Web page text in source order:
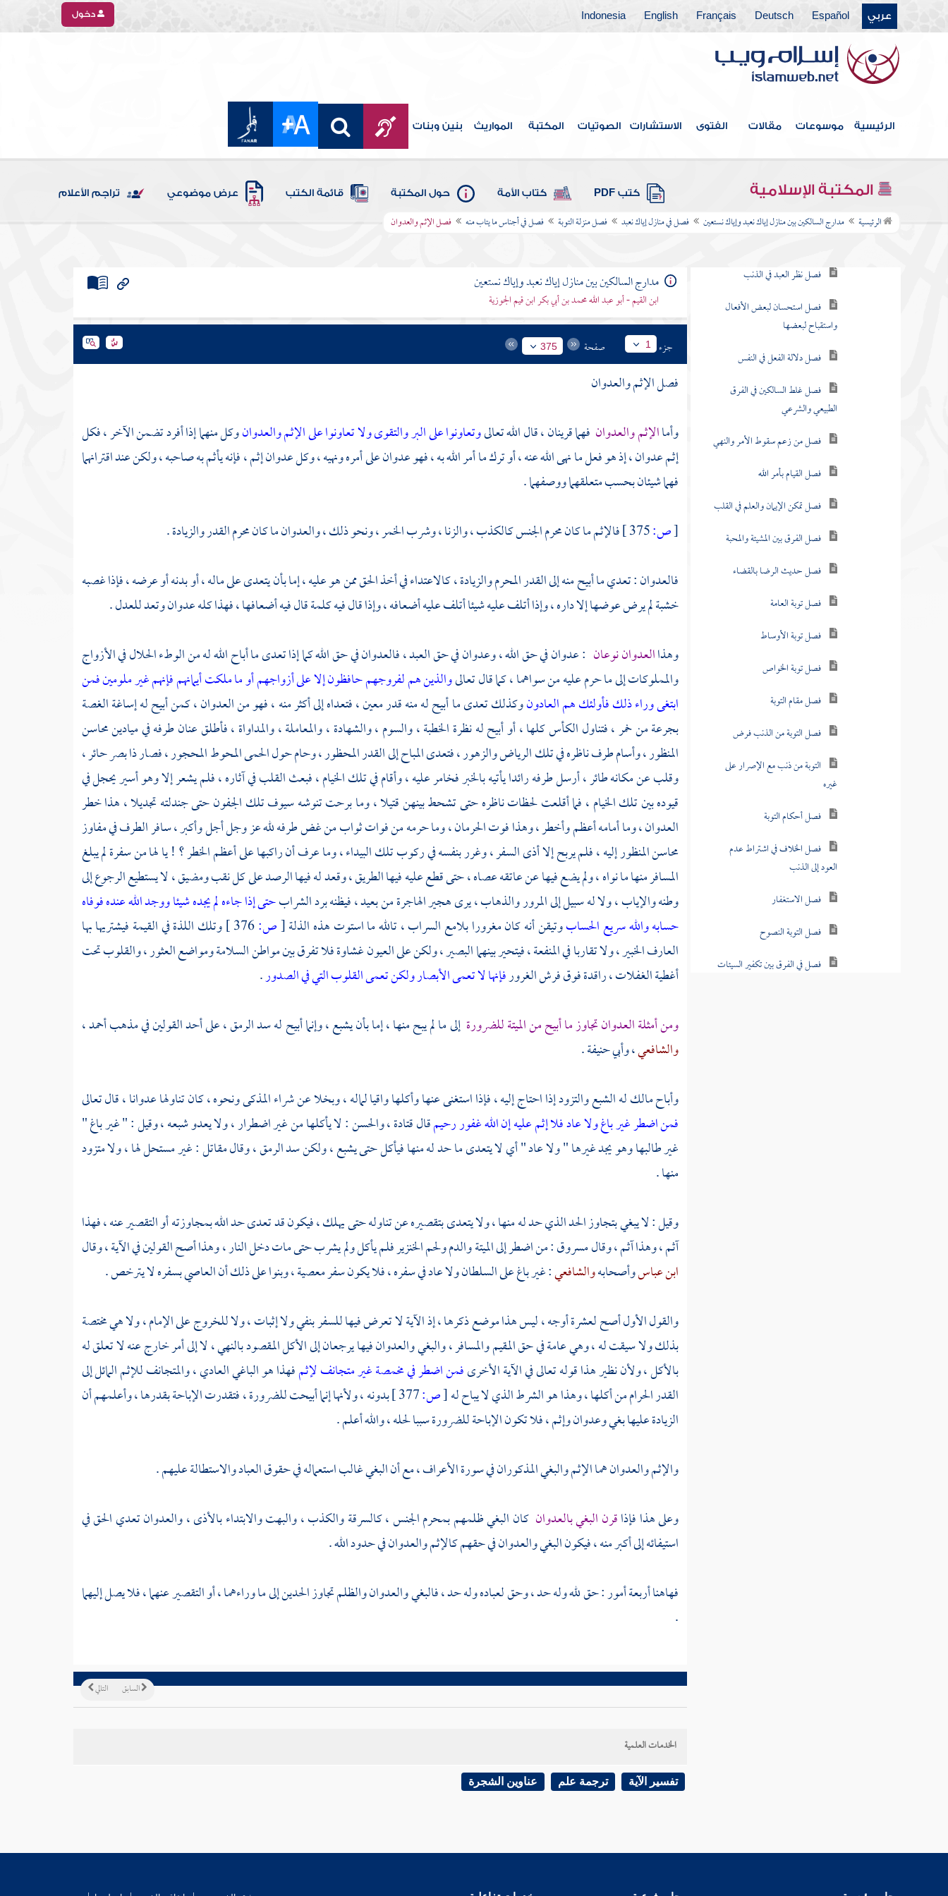
عربي Español
Deutsch
Français
English
Indonesia دخول
الرئيسية موسوعات مقالات الفتوى الاستشارات الصوتيات المكتبة المواريث بنين وبنات
المكتبة الإسلامية كتب PDF كتاب الأمة حول المكتبة قائمة الكتب عرض موضوعي تراجم الأعلام
الرئيسية مدارج السالكين بين منازل إياك نعبد وإياك نستعين فصل في منازل إياك نعبد فصل منزلة التوبة فصل في أجناس ما يتاب منه فصل الإثم والعدوان
فصل اللمم
فصل الكبائر
فصل الأحوال التي تكون معها
فصل قوة الإيمان والعلم التي
الكفر
فصل الجحود نوعان
مطلق ومقيد
فصل الشرك نوعان أكبر
وأصغر
فصل النفاق
فصل الفسوق
فصل هل يضمن السارق
فصل الإثم والعدوان
فصل الفحشاء والمنكر
فصل القول على الله بغير
علم
أم لا
فصل تاب القاتل وسلم نفسه فقتل
قصاصا هل يبقى عليه يوم القيامة
للمقتول حق
فصل في مشاهد الخلق في
المعصية
فصل منزلة الإنابة
فصل منزلة التذكر
فصل منزلة الاعتصام
فصل منزلة الفرار
فصل منزلة الرياضة
فصل منزلة الخلق
مدارج السالكين بين منازل إياك نعبد وإياك نستعين
ابن القيم - أبو عبد الله محمد بن أبي بكر ابن قيم الجوزية
جزء 1 صفحة 375
فصل الإثم والعدوان
وأماالإثم والعدوان فهما قرينان ، قال الله تعالىوتعاونوا على البر والتقوى ولا تعاونوا على الإثم والعدوانوكل منهما إذا أفرد تضمن الآخر ، فكل
إثم عدوان ، إذ هو فعل ما نهى الله عنه ، أو ترك ما أمر الله به ، فهو عدوان على أمره ونهيه ، وكل عدوان إثم ، فإنه يأثم به صاحبه ، ولكن عند اقترانهما
فهما شيئان بحسب متعلقهما ووصفهما .
[ص:
فالإثم ما كان محرم الجنس كالكذب ، والزنا ، وشرب الخمر ، ونحو ذلك ، والعدوان ما كان محرم القدر والزيادة .
فالعدوان : تعدي ما أبيح منه إلى القدر المحرم والزيادة ، كالاعتداء في أخذ الحق ممن هو عليه ، إما بأن يتعدى على ماله ، أو بدنه أو عرضه ، فإذا غصبه
خشبة لم يرض عوضها إلا داره ، وإذا أتلف عليه شيئا أتلف عليه أضعافه ، وإذا قال فيه كلمة قال فيه أضعافها ، فهذا كله عدوان وتعد للعدل .
وهذاالعدوان نوعان : عدوان في حق الله ، وعدوان في حق العبد ، فالعدوان في حق الله كما إذا تعدى ما أباح الله له من الوطء الحلال في الأزواج
والمملوكات إلى ما حرم عليه من سواهما ، كما قال تعالىوالذين هم لفروجهم حافظون إلا على أزواجهم أو ما ملكت أيمانهم فإنهم غير ملومين فمن
ابتغى وراء ذلك فأولئك هم العادونوكذلك تعدى ما أبيح له منه قدر معين ، فتعداه إلى أكثر منه ، فهو من العدوان ، كمن أبيح له إساغة الغصة
بجرعة من خمر ، فتناول الكأس كلها ، أو أبيح له نظرة الخطبة ، والسوم ، والشهادة ، والمعاملة ، والمداواة ، فأطلق عنان طرفه في ميادين محاسن
المنظور ، وأسام طرف ناظره في تلك الرياض والزهور ، فتعدى المباح إلى القدر المحظور ، وحام حول الحمى المحوط المحجور ، فصار ذا بصر حائر ،
وقلب عن مكانه طائر ، أرسل طرفه رائدا يأتيه بالخبر فخامر عليه ، وأقام في تلك الخيام ، فبعث القلب في آثاره ، فلم يشعر إلا وهو أسير يحجل في
قيوده بين تلك الخيام ، فما أقلعت لحظات ناظره حتى تشحط بينهن قتيلا ، وما برحت تنوشه سيوف تلك الجفون حتى جندلته تجديلا ، هذا خطر
العدوان ، وما أمامه أعظم وأخطر ، وهذا فوت الحرمان ، وما حرمه من فوات ثواب من غض طرفه لله عز وجل أجل وأكبر ، سافر الطرف في مفاوز
محاسن المنظور إليه ، فلم يربح إلا أذى السفر ، وغرر بنفسه في ركوب تلك البيداء ، وما عرف أن راكبها على أعظم الخطر ؟ ! يا لها من سفرة لم يبلغ
المسافر منها ما نواه ، ولم يضع فيها عن عاتقه عصاه ، حتى قطع عليه فيها الطريق ، وقعد له فيها الرصد على كل نقب ومضيق ، لا يستطيع الرجوع إلى
وطنه والإياب ، ولا له سبيل إلى المرور والذهاب ، يرى هجير الهاجرة من بعيد ، فيظنه برد الشرابحتى إذا جاءه لم يجده شيئا ووجد الله عنده فوفاه
حسابه والله سريع الحسابوتيقن أنه كان مغرورا بلامع السراب ، تالله ما استوت هذه الذلة[ص:
وتلك اللذة في القيمة فيشتريها بها
العارف الخبير ، ولا تقاربا في المنفعة ، فيتحير بينهما البصير ، ولكن على العيون غشاوة فلا تفرق بين مواطن السلامة ومواضع العثور ، والقلوب تحت
أغطية الغفلات ، راقدة فوق فرش الغرورفإنها لا تعمى الأبصار ولكن تعمى القلوب التي في الصدور.
ومن أمثلة العدوان تجاوز ما أبيح من الميتة للضرورة إلى ما لم يبح منها ، إما بأن يشبع ، وإنما أبيح له سد الرمق ، على أحد القولين في مذهبأحمد،
والشافعي،وأبي حنيفة.
وأباحمالكله الشبع والتزود إذا احتاج إليه ، فإذا استغنى عنها وأكلها واقيا لماله ، وبخلا عن شراء المذكى ونحوه ، كان تناولها عدوانا ، قال تعالى
فمن اضطر غير باغ ولا عاد فلا إثم عليه إن الله غفور رحيمقالقتادة،والحسن: لا يأكلها من غير اضطرار ، ولا يعدو شبعه ، وقيل : " غير باغ "
غير طالبها وهو يجد غيرها " ولا عاد " أي لا يتعدى ما حد له منها فيأكل حتى يشبع ، ولكن سد الرمق ، وقالمقاتل: غير مستحل لها ، ولا متزود
منها .
وقيل : لا يبغي بتجاوز الحد الذي حد له منها ، ولا يتعدى بتقصيره عن تناوله حتى يهلك ، فيكون قد تعدى حد الله بمجاوزته أو التقصير عنه ، فهذا
آثم ، وهذا آثم ، وقالمسروق: من اضطر إلى الميتة والدم ولحم الخنزير فلم يأكل ولم يشرب حتى مات دخل النار ، وهذا أصح القولين في الآية ، وقال
ابن عباسوأصحابهوالشافعي: غير باغ على السلطان ولا عاد في سفره ، فلا يكون سفر معصية ، وبنوا على ذلك أن العاصي بسفره لا يترخص .
والقول الأول أصح لعشرة أوجه ، ليس هذا موضع ذكرها ، إذ الآية لا تعرض فيها للسفر بنفي ولا إثبات ، ولا للخروج على الإمام ، ولا هي مختصة
بذلك ولا سيقت له ، وهي عامة في حق المقيم والمسافر ، والبغي والعدوان فيها يرجعان إلى الأكل المقصود بالنهي ، لا إلى أمر خارج عنه لا تعلق له
بالأكل ، ولأن نظير هذا قوله تعالى في الآية الأخرىفمن اضطر في مخمصة غير متجانف لإثمفهذا هو الباغي العادي ، والمتجانف للإثم المائل إلى
القدر الحرام من أكلها ، وهذا هو الشرط الذي لا يباح له[ص:
بدونه ، ولأنها إنما أبيحت للضرورة ، فتقدرت الإباحة بقدرها ، وأعلمهم أن
الزيادة عليها بغي وعدوان وإثم ، فلا تكون الإباحة للضرورة سببا لحله ، والله أعلم .
والإثم والعدوان هما الإثم والبغي المذكوران في سورة الأعراف ، مع أن البغي غالب استعماله في حقوق العباد والاستطالة عليهم .
وعلى هذا فإذاقرن البغي بالعدوان كان البغي ظلمهم بمحرم الجنس ، كالسرقة والكذب ، والبهت والابتداء بالأذى ، والعدوان تعدي الحق في
استيفائه إلى أكبر منه ، فيكون البغي والعدوان في حقهم كالإثم والعدوان في حدود الله .
فهاهنا أربعة أمور : حق لله وله حد ، وحق لعباده وله حد ، فالبغي والعدوان والظلم تجاوز الحدين إلى ما وراءهما ، أو التقصير عنهما ، فلا يصل إليهما
.
التالي السابق
الخدمات العلمية
تفسير الآية ترجمة علم عناوين الشجرة